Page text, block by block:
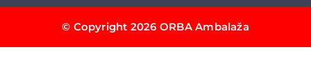
© Copyright 2026 ORBA Ambalaža